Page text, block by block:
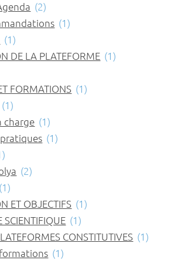
(2)
(1)
(1)
DE LA PLATEFORME (1)
FORMATIONS (1)
(1)
charge (1)
(1)
(2)
(1)
ET OBJECTIFS (1)
(1)
CONSTITUTIVES (1)
(1)